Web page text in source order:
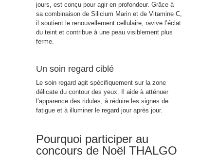
jours, est conçu pour agir en profondeur. Grâce à
sa combinaison de Silicium Marin et de Vitamine C,
il soutient le renouvellement cellulaire, ravive l’éclat
du teint et contribue à une peau visiblement plus
ferme.
Un soin regard ciblé
Le soin regard agit spécifiquement sur la zone
délicate du contour des yeux. Il aide à atténuer
l’apparence des ridules, à réduire les signes de
fatigue et à illuminer le regard jour après jour.
Pourquoi participer au
concours de Noël THALGO